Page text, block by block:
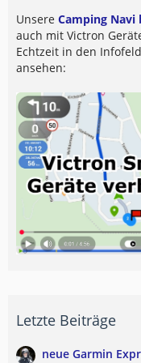
Unsere Camping Navi
auch mit Victron
Echtzeit in den
ansehen:
Letzte Beiträge
neue Garmin